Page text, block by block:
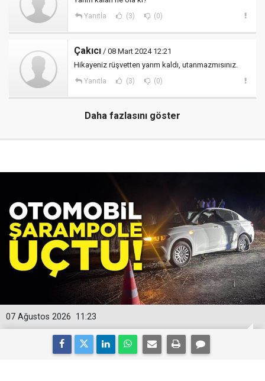
Yanıtla (3) (0)
Çakıcı / 08 Mart 2024 12:21
Hikayeniz rüşvetten yarım kaldı, utanmazmısınız.
Yanıtla (3) (0)
Daha fazlasını göster
11:23
07 Ağustos 2026